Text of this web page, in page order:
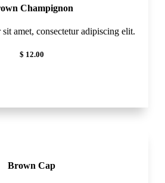
Champignon
amet, consectetur adipiscing elit.
$ 12.00
Brown Cap